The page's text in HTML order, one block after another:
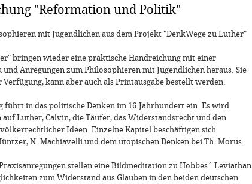
"Reformation und Politik"
mit Jugendlichen aus dem Projekt "DenkWege zu Luther"
bringen wieder eine praktische Handreichung mit einer
Anregungen zum Philosophieren mit Jugendlichen heraus. Sie
Verfügung, kann aber auch als Printausgabe bestellt werden.
führt in das politische Denken im 16.Jahrhundert ein. Es wird
auf Luther, Calvin, die Täufer, das Widerstandsrecht und den
Ideen. Einzelne Kapitel beschäftigen sich
N. Machiavelli und dem utopischen Denken bei Th. Morus.
stellen eine Bildmeditation zu Hobbes´ Leviathan
zum Widerstand aus Glauben in den beiden deutschen